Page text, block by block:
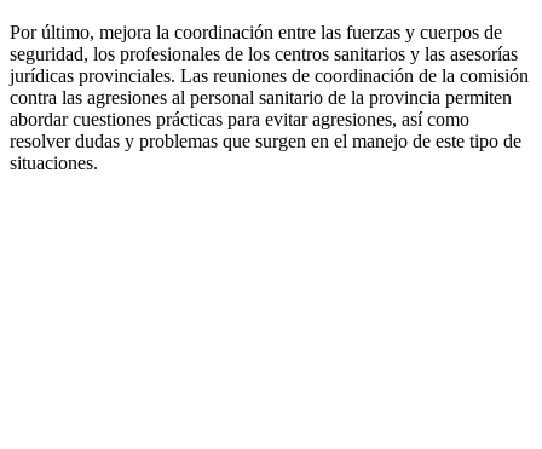
Por último, mejora la coordinación entre las fuerzas y cuerpos de
seguridad, los profesionales de los centros sanitarios y las asesorías
jurídicas provinciales. Las reuniones de coordinación de la comisión
contra las agresiones al personal sanitario de la provincia permiten
abordar cuestiones prácticas para evitar agresiones, así como
resolver dudas y problemas que surgen en el manejo de este tipo de
situaciones.